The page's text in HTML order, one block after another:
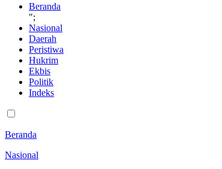
Beranda
";
Nasional
Daerah
Peristiwa
Hukrim
Ekbis
Politik
Indeks
Beranda
Nasional